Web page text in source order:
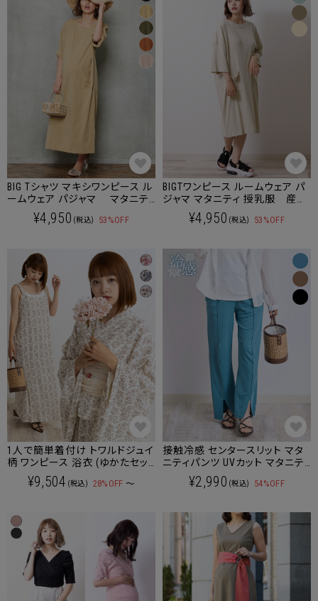
BIG Tシャツ マキシワンピース ル
ームウェア パジャマ マタニテ
ィ 授乳服 産後も使える
¥4,950 (税込) 53%OFF
BIGTワンピース ルームウェア パ
ジャマ マタニティ 授乳服 産後
も使える¥4,950 (税込) 53%OFF
1人で簡単着付け トワルドジュイ
柄 ワンピース 浴衣 (ゆかたセッ
ト)選べるレース帯/兵児帯 レデ
ィース/大人/ゆかた 妊婦でも着
¥9,504 (税込) 28%OFF ～
接触冷感 センタースリット マタ
ニティパンツ UVカット マタニテ
ィウェア 産後も使える
¥2,990 (税込) 54%OFF